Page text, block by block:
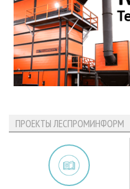
ПРОЕКТЫ ЛЕСПРОМИНФОРМ